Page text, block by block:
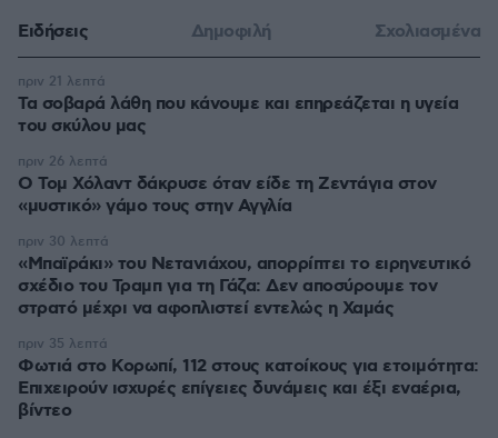
Ειδήσεις Δημοφιλή Σχολιασμένα
Τα σοβαρά λάθη που κάνουμε και επηρεάζεται η υγεία
του σκύλου μας
πριν 21 λεπτά
Ο Τομ Χόλαντ δάκρυσε όταν είδε τη Ζεντάγια στον
«μυστικό» γάμο τους στην Αγγλία
πριν 26 λεπτά
«Μπαϊράκι» του Νετανιάχου, απορρίπτει το ειρηνευτικό
σχέδιο του Τραμπ για τη Γάζα: Δεν αποσύρουμε τον
στρατό μέχρι να αφοπλιστεί εντελώς η Χαμάς
πριν 30 λεπτά
Φωτιά στο Κορωπί, 112 στους κατοίκους για ετοιμότητα:
Επιχειρούν ισχυρές επίγειες δυνάμεις και έξι εναέρια,
βίντεο
πριν 35 λεπτά